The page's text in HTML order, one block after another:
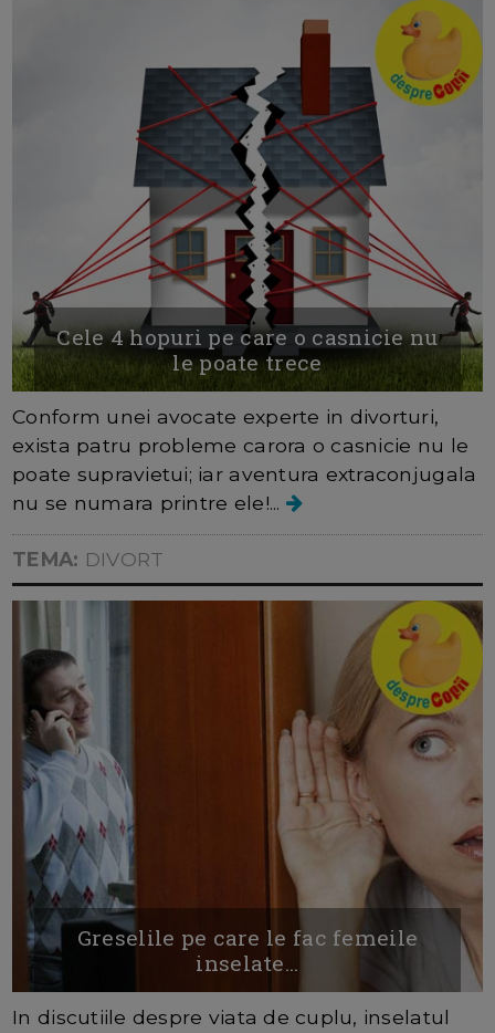
Cele 4 hopuri pe care o casnicie nu
le poate trece
Conform unei avocate experte in divorturi,
exista patru probleme carora o casnicie nu le
poate supravietui; iar aventura extraconjugala
nu se numara printre ele!...
TEMA: DIVORT
Greselile pe care le fac femeile
inselate...
In discutiile despre viata de cuplu, inselatul